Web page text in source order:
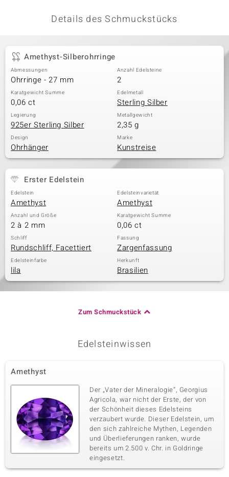
Classics
Details des Schmuckstücks
Amethyst-Silberohrringe
Abmessungen
Ohrringe - 27 mm
Anzahl Edelsteine
2
Karatgewicht Summe
0,06 ct
Edelmetall
Sterling Silber
Legierung
925er Sterling Silber
Metallgewicht
2,35 g
Design
Ohrhänger
Marke
Kunstreise
Erster Edelstein
Edelstein
Amethyst
Edelsteinvarietät
Amethyst
Anzahl und Größe
2 à 2 mm
Karatgewicht Summe
0,06 ct
Schliff
Rundschliff, Facettiert
Fassung
Zargenfassung
Edelsteinfarbe
lila
Herkunft
Brasilien
Zum Schmuckstück
Edelsteinwissen
Amethyst
Der „Vater der Mineralogie“, Georgius
Agricola, war nicht der Erste, der von
der Schönheit dieses Edelsteins
verzaubert wurde. Dieser Edelstein, um
den sich zahlreiche Mythen, Legenden
und Überlieferungen ranken, wurde
bereits um 2.500 v. Chr. in Goldringe
eingesetzt.